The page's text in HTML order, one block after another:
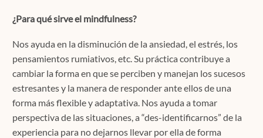
¿Para qué sirve el mindfulness?
Nos ayuda en la disminución de la ansiedad, el estrés, los
pensamientos rumiativos, etc. Su práctica contribuye a
cambiar la forma en que se perciben y manejan los sucesos
estresantes y la manera de responder ante ellos de una
forma más flexible y adaptativa. Nos ayuda a tomar
perspectiva de las situaciones, a “des-identificarnos” de la
experiencia para no dejarnos llevar por ella de forma